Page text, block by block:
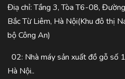
Điạ chỉ: Tầng 3, Tòa T6-08,
Bắc Từ Liêm, Hà Nội(Khu đô thị
bộ Công An)
02: Nhà máy sản xuất đồ gỗ số
Hà Nội..